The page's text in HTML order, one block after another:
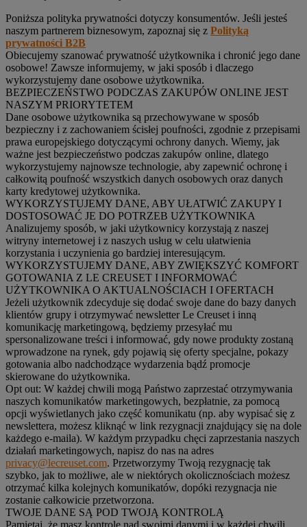
Poniższa polityka prywatności dotyczy konsumentów. Jeśli jesteś
naszym partnerem biznesowym, zapoznaj się z Polityką
prywatności B2B
Obiecujemy szanować prywatność użytkownika i chronić jego dane
osobowe! Zawsze informujemy, w jaki sposób i dlaczego
wykorzystujemy dane osobowe użytkownika.
BEZPIECZEŃSTWO PODCZAS ZAKUPÓW ONLINE JEST
NASZYM PRIORYTETEM
Dane osobowe użytkownika są przechowywane w sposób
bezpieczny i z zachowaniem ścisłej poufności, zgodnie z przepisami
prawa europejskiego dotyczącymi ochrony danych. Wiemy, jak
ważne jest bezpieczeństwo podczas zakupów online, dlatego
wykorzystujemy najnowsze technologie, aby zapewnić ochronę i
całkowitą poufność wszystkich danych osobowych oraz danych
karty kredytowej użytkownika.
WYKORZYSTUJEMY DANE, ABY UŁATWIĆ ZAKUPY I
DOSTOSOWAĆ JE DO POTRZEB UŻYTKOWNIKA
Analizujemy sposób, w jaki użytkownicy korzystają z naszej
witryny internetowej i z naszych usług w celu ułatwienia
korzystania i uczynienia go bardziej interesującym.
WYKORZYSTUJEMY DANE, ABY ZWIĘKSZYĆ KOMFORT
GOTOWANIA Z LE CREUSET I INFORMOWAĆ
UŻYTKOWNIKA O AKTUALNOŚCIACH I OFERTACH
Jeżeli użytkownik zdecyduje się dodać swoje dane do bazy danych
klientów grupy i otrzymywać newsletter Le Creuset i inną
komunikację marketingową, będziemy przesyłać mu
spersonalizowane treści i informować, gdy nowe produkty zostaną
wprowadzone na rynek, gdy pojawią się oferty specjalne, pokazy
gotowania albo nadchodzące wydarzenia bądź promocje
skierowane do użytkownika.
Opt out: W każdej chwili mogą Państwo zaprzestać otrzymywania
naszych komunikatów marketingowych, bezpłatnie, za pomocą
opcji wyświetlanych jako część komunikatu (np. aby wypisać się z
newslettera, możesz kliknąć w link rezygnacji znajdujący się na dole
każdego e-maila). W każdym przypadku chęci zaprzestania naszych
działań marketingowych, napisz do nas na adres
privacy@lecreuset.com. Przetworzymy Twoją rezygnację tak
szybko, jak to możliwe, ale w niektórych okolicznościach możesz
otrzymać kilka kolejnych komunikatów, dopóki rezygnacja nie
zostanie całkowicie przetworzona.
TWOJE DANE SĄ POD TWOJĄ KONTROLĄ